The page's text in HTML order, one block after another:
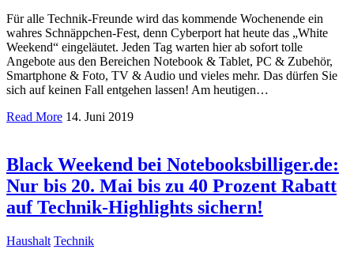
Für alle Technik-Freunde wird das kommende Wochenende ein
wahres Schnäppchen-Fest, denn Cyberport hat heute das „White
Weekend“ eingeläutet. Jeden Tag warten hier ab sofort tolle
Angebote aus den Bereichen Notebook & Tablet, PC & Zubehör,
Smartphone & Foto, TV & Audio und vieles mehr. Das dürfen Sie
sich auf keinen Fall entgehen lassen! Am heutigen…
Read More 14. Juni 2019
Black Weekend bei Notebooksbilliger.de:
Nur bis 20. Mai bis zu 40 Prozent Rabatt
auf Technik-Highlights sichern!
Haushalt Technik